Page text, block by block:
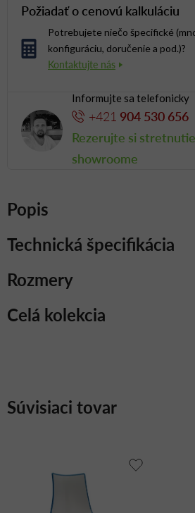
Požiadať o cenovú kalkuláciu
Potrebujete niečo špecifické
konfiguráciu, doručenie a pod.)?
Informujte sa telefonicky
+421 904 530 656
Rezerujte si
showroome
Popis
Celá kolekcia
Rozmery
Technická špecifikácia
Súvisiaci tovar